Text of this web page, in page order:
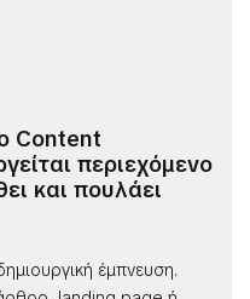
Content
περιεχόμενο
και πουλάει
έμπνευση.